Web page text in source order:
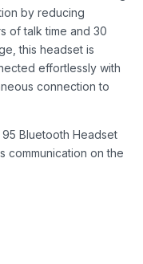
by reducing
of talk time and 30
this headset is
effortlessly with
connection to
Bluetooth Headset
communication on the